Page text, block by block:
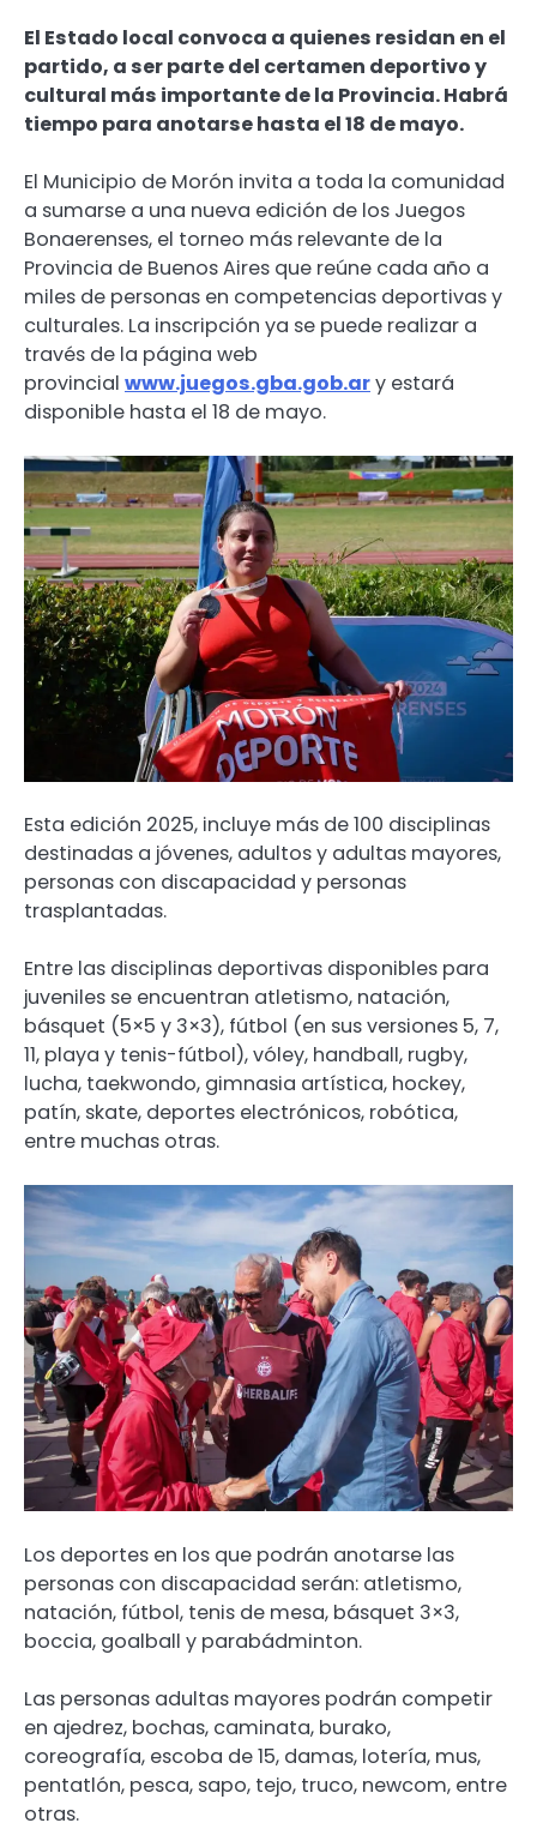
El Estado local convoca a quienes residan en el
partido, a ser parte del certamen deportivo y
cultural más importante de la Provincia. Habrá
tiempo para anotarse hasta el 18 de mayo.
El Municipio de Morón invita a toda la comunidad
a sumarse a una nueva edición de los Juegos
Bonaerenses, el torneo más relevante de la
Provincia de Buenos Aires que reúne cada año a
miles de personas en competencias deportivas y
culturales. La inscripción ya se puede realizar a
través de la página web
provincial www.juegos.gba.gob.ary estará
disponible hasta el 18 de mayo.
Esta edición 2025, incluye más de 100 disciplinas
destinadas a jóvenes, adultos y adultas mayores,
personas con discapacidad y personas
trasplantadas.
Entre las disciplinas deportivas disponibles para
juveniles se encuentran atletismo, natación,
básquet (5×5 y 3×3), fútbol (en sus versiones 5, 7,
11, playa y tenis-fútbol), vóley, handball, rugby,
lucha, taekwondo, gimnasia artística, hockey,
patín, skate, deportes electrónicos, robótica,
entre muchas otras.
Los deportes en los que podrán anotarse las
personas con discapacidad serán: atletismo,
natación, fútbol, tenis de mesa, básquet 3×3,
boccia, goalball y parabádminton.
Las personas adultas mayores podrán competir
en ajedrez, bochas, caminata, burako,
coreografía, escoba de 15, damas, lotería, mus,
pentatlón, pesca, sapo, tejo, truco, newcom, entre
otras.